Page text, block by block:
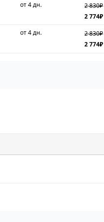
от 4 дн. 2 830₽
2 774₽
от 4 дн. 2 830₽
2 774₽